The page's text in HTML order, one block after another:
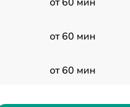
от 60 мин
от 60 мин
от 60 мин